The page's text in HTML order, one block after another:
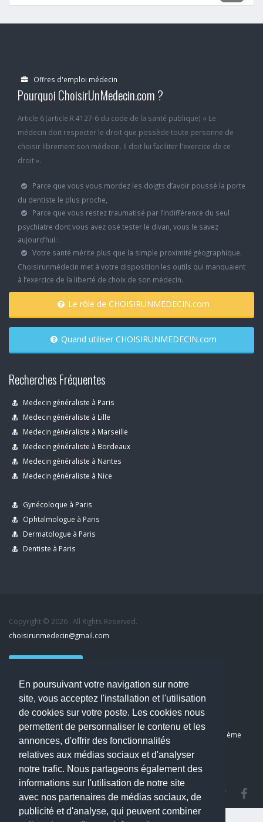
En poursuivant votre navigation sur notre
site, vous acceptez l'installation et l'utilisation
de cookies sur votre poste. Les cookies nous
permettent de personnaliser le contenu et les
annonces, d'offrir des fonctionnalités
relatives aux médias sociaux et d'analyser
notre trafic. Nous partageons également des
informations sur l'utilisation de notre site
avec nos partenaires de médias sociaux, de
publicité et d'analyse, qui peuvent combiner
Offres d'emploi médecin
Pourquoi ChoisirUnMedecin.com ?
Article 6 (article R.4127-6 du code de la santé publique) « Le
médecin doit respecter le droit que possède toute personne de
choisir librement son médecin. Il doit lui faciliter l'exercice de ce
droit ».
Parce que vous vous mordez les doigts d’avoir poussé la porte
du dentiste le plus proche,
Parce que vous restez traumatisé par l’indifférence du seul
psychiatre dont vous avez osé tester le divan, vous le savez
aujourd’hui :
Votre santé mérite plus que la simple proximité géographique.
Choisirunmédecin met à votre disposition les outils qui manquaient
à l’exercice de la liberté de choix de son médecin.
Le rôle de CHOISIRUNMEDECIN.com
Quand utiliser CHOISIRUNMEDECIN.com
Recherches Fréquentes
Medecin généraliste à Paris
Medecin généraliste à Lille
Medecin généraliste à Marseille
Medecin généraliste à Bordeaux
Medecin généraliste à Nantes
Medecin généraliste à Nice
Gynécoloque à Paris
Ophtalmologue à Paris
Dermatologue à Paris
Dentiste à Paris
Copyright © 2026 . All Rights Reserved.
choisirunmedecin@gmail.com
Nous contacter
Dernier avis : Kassab Mourad, Chirurgien orthopédiste à Paris 11ème